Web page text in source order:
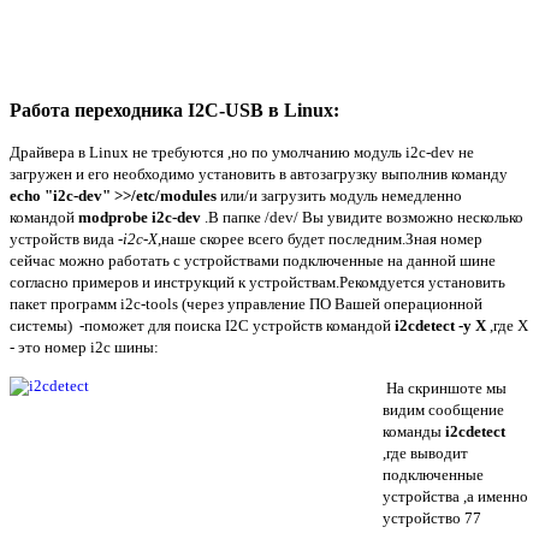
Работа переходника I2C-USB в Linux:
Драйвера в Linux не требуются ,но по умолчанию модуль i2c-dev не
загружен и его необходимо установить в автозагрузку выполнив команду
echo "i2c-dev" >>/etc/modules или/и загрузить модуль немедленно
командой modprobe i2c-dev .В папке /dev/ Вы увидите возможно несколько
устройств вида -i2c-X,наше скорее всего будет последним.Зная номер
сейчас можно работать с устройствами подключенные на данной шине
согласно примеров и инструкций к устройствам.Рекомдуется установить
пакет программ i2c-tools (через управление ПО Вашей операционной
системы) -поможет для поиска I2C устройств командой i2cdetect -y Х ,где Х
- это номер i2c шины:
На скриншоте мы
видим сообщение
команды i2cdetect
,где выводит
подключенные
устройства ,а именно
устройство 77